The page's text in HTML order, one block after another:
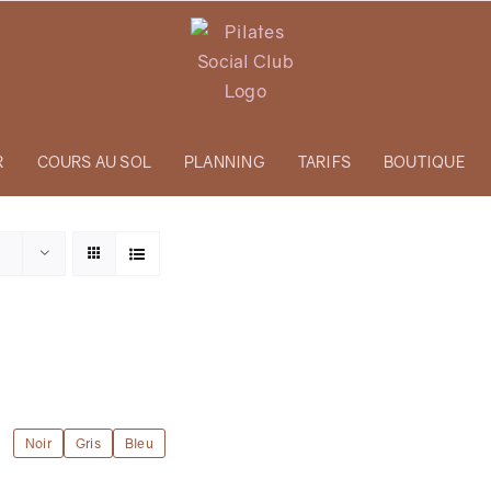
COURS AU SOL PLANNING TARIFS BOUTIQUE
Noir Gris Bleu